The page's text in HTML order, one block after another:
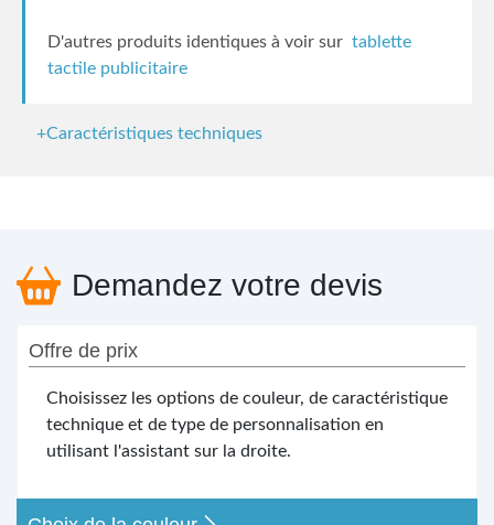
D'autres produits identiques à voir sur tablette
tactile publicitaire
+Caractéristiques techniques
Demandez votre devis
Offre de prix
Choisissez les options de couleur, de caractéristique
technique et de type de personnalisation en
utilisant l'assistant sur la droite.